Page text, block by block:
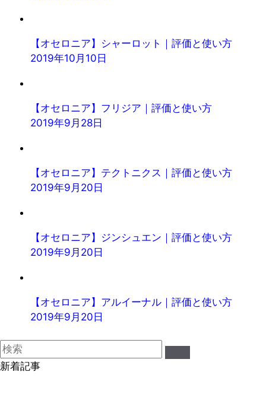
【オセロニア】シャーロット｜評価と使い方
2019年10月10日
【オセロニア】フリジア｜評価と使い方
2019年9月28日
【オセロニア】テクトニクス｜評価と使い方
2019年9月20日
【オセロニア】ジンシュエン｜評価と使い方
2019年9月20日
【オセロニア】アルイーナル｜評価と使い方
2019年9月20日
新着記事